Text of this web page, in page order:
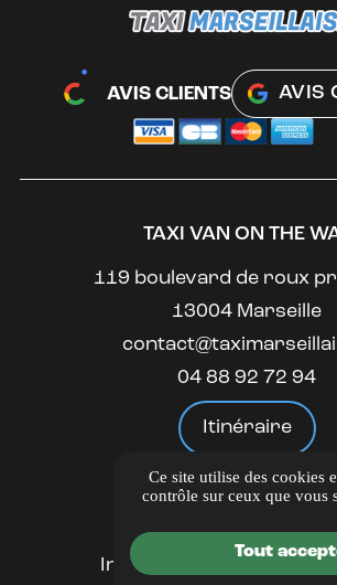
AVIS CLIENTS AVIS
TAXI VAN ON THE
119 boulevard de roux
13004 Marseille
04 88 92 72 94
Itinéraire
LIENS UTILES
Guide Local
Informations
Ce site utilise des cookies
contrôle sur ceux que vous
Tout